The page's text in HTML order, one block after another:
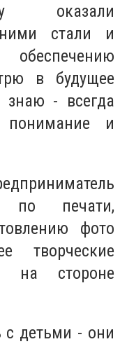
оказали
стали и
в будущее
знаю - всегда
понимание и
по печати,
фото
на стороне
с детьми - они